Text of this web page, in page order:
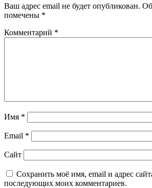
Ваш адрес email не будет опубликован.
помечены *
Комментарий *
Имя *
Email *
Сайт
Сохранить моё имя, email и адрес
последующих моих комментариев.